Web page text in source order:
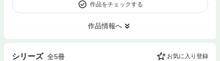
作品をチェックする
作品情報へ
シリーズ 全5冊 お気に入り登録